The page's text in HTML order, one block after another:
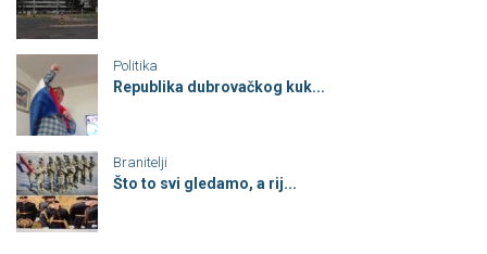
Politika
Republika dubrovačkog kuk...
Branitelji
Što to svi gledamo, a rij...